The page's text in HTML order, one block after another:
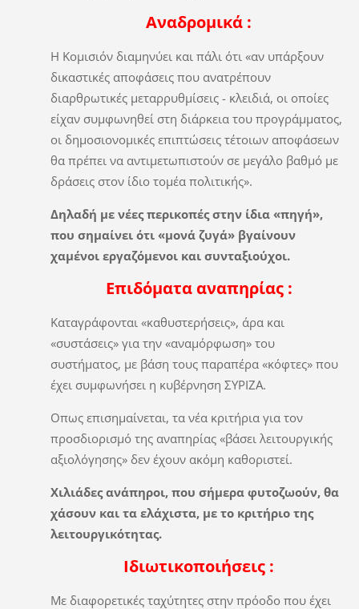
Αναδρομικά :
Η Κομισιόν διαμηνύει και πάλι ότι «αν υπάρξουν
δικαστικές αποφάσεις που ανατρέπουν
διαρθρωτικές μεταρρυθμίσεις - κλειδιά, οι οποίες
είχαν συμφωνηθεί στη διάρκεια του προγράμματος,
οι δημοσιονομικές επιπτώσεις τέτοιων αποφάσεων
θα πρέπει να αντιμετωπιστούν σε μεγάλο βαθμό με
δράσεις στον ίδιο τομέα πολιτικής».
Δηλαδή με νέες περικοπές στην ίδια «πηγή»,
που σημαίνει ότι «μονά ζυγά» βγαίνουν
χαμένοι εργαζόμενοι και συνταξιούχοι.
Επιδόματα αναπηρίας :
Καταγράφονται «καθυστερήσεις», άρα και
«συστάσεις» για την «αναμόρφωση» του
συστήματος, με βάση τους παραπέρα «κόφτες» που
έχει συμφωνήσει η κυβέρνηση ΣΥΡΙΖΑ.
Οπως επισημαίνεται, τα νέα κριτήρια για τον
προσδιορισμό της αναπηρίας «βάσει λειτουργικής
αξιολόγησης» δεν έχουν ακόμη καθοριστεί.
Χιλιάδες ανάπηροι, που σήμερα φυτοζωούν, θα
χάσουν και τα ελάχιστα, με το κριτήριο της
λειτουργικότητας.
Ιδιωτικοποιήσεις :
Με διαφορετικές ταχύτητες στην πρόοδο που έχει